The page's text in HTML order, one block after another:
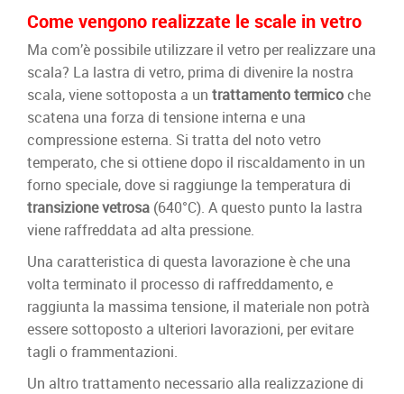
Come vengono realizzate le scale in vetro
Ma com’è possibile utilizzare il vetro per realizzare una
scala? La lastra di vetro, prima di divenire la nostra
scala, viene sottoposta a un trattamento termicoche
scatena una forza di tensione interna e una
compressione esterna. Si tratta del noto vetro
temperato, che si ottiene dopo il riscaldamento in un
forno speciale, dove si raggiunge la temperatura di
transizione vetrosa (640°C). A questo punto la lastra
viene raffreddata ad alta pressione.
Una caratteristica di questa lavorazione è che una
volta terminato il processo di raffreddamento, e
raggiunta la massima tensione, il materiale non potrà
essere sottoposto a ulteriori lavorazioni, per evitare
tagli o frammentazioni.
Un altro trattamento necessario alla realizzazione di